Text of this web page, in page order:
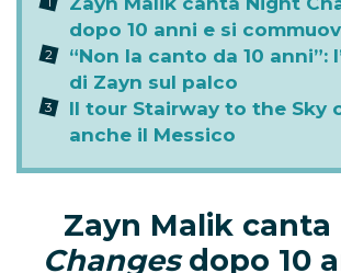
dopo 10 anni e si
“Non la canto da 10 anni”:
di Zayn sul palco
Il tour Stairway to the Sky
anche il Messico
Zayn Malik canta
Changesdopo 10